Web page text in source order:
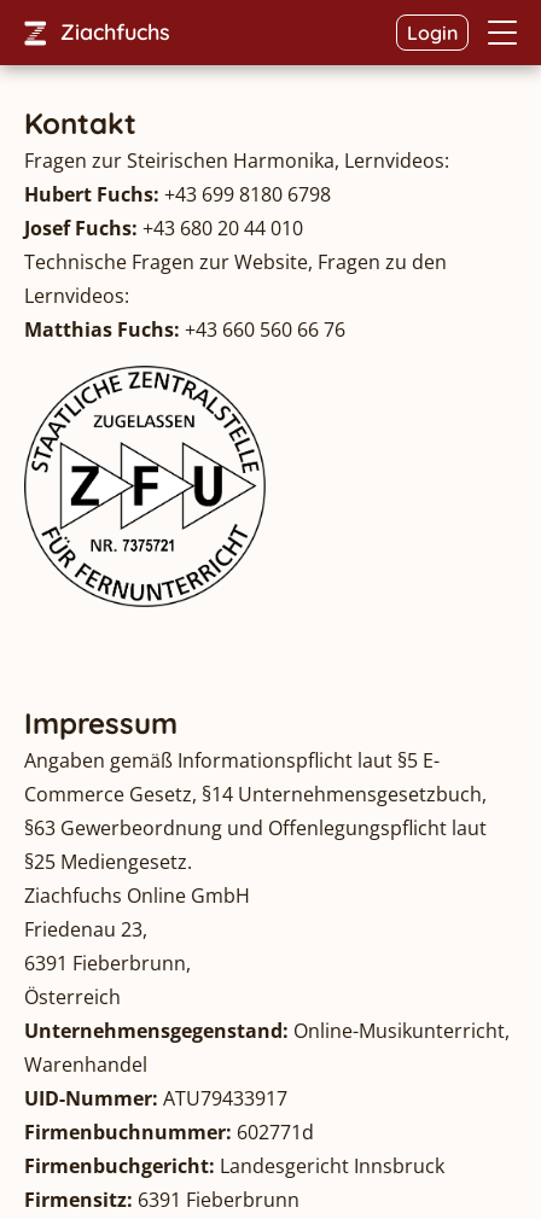
Ziachfuchs Login
Kontakt
Fragen zur Steirischen Harmonika, Lernvideos:
Hubert Fuchs: +43 699 8180 6798
Josef Fuchs: +43 680 20 44 010
Technische Fragen zur Website, Fragen zu den
Lernvideos:
Matthias Fuchs: +43 660 560 66 76
Impressum
Angaben gemäß Informationspflicht laut §5 E-
Commerce Gesetz, §14 Unternehmensgesetzbuch,
§63 Gewerbeordnung und Offenlegungspflicht laut
§25 Mediengesetz.
Ziachfuchs Online GmbH
Friedenau 23,
6391 Fieberbrunn,
Österreich
Unternehmensgegenstand: Online-Musikunterricht,
Warenhandel
UID-Nummer: ATU79433917
Firmenbuchnummer: 602771d
Firmenbuchgericht: Landesgericht Innsbruck
Firmensitz: 6391 Fieberbrunn